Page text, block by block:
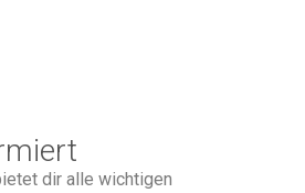
dir alle wichtigen